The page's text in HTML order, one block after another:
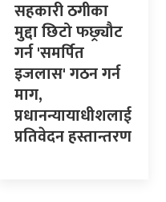
सहकारी ठगीका
मुद्दा छिटो फछ्र्यौट
गर्न 'समर्पित
इजलास' गठन गर्न
माग,
प्रधानन्यायाधीशलाई
प्रतिवेदन हस्तान्तरण